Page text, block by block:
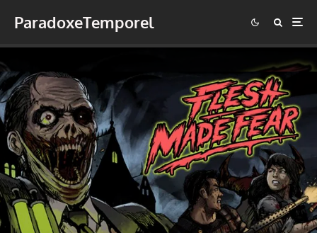
ParadoxeTemporel